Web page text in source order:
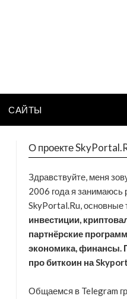
САЙТЫ
О проекте
Здравствуйте, меня
2006 года я занимаюсь
SkyPortal.Ru, основные
инвестиции,
партнёрские
экономика, финансы.
про биткоин на
Общаемся в Telegram